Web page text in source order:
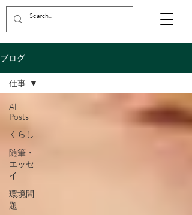
ブログ
All
Posts
くらし
随筆・
エッセ
イ
環境問
題
仕事